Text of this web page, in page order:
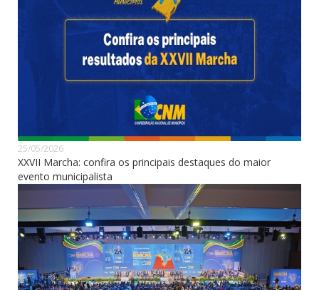
25/05/2026
XXVII Marcha: confira os principais destaques do maior
evento municipalista